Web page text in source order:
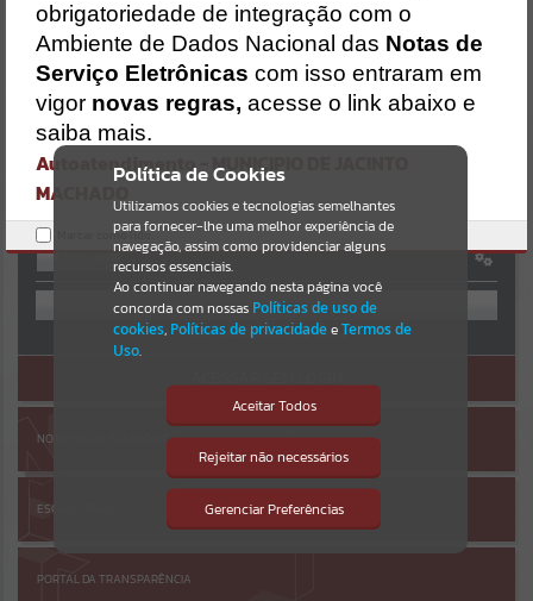
Resultados para""
Portais
Por favor, aguarde...
NOTÍCIAS
Por favor, aguarde...
Por favor, aguarde...
AUTOATENDIMENTO
OU
Cadastre-se |Recuperar Senha
NOTA FISCAL ELETRÔNICA
ESCRITA FISCAL
PORTAL DA TRANSPARÊNCIA
Política de Cookies
Utilizamos cookies e tecnologias semelhantes
para fornecer-lhe uma melhor experiência de
navegação, assim como providenciar alguns
recursos essenciais.
Ao continuar navegando nesta página você
concorda com nossas Políticas de uso de
cookies, Políticas de privacidadeeTermos de
Uso.
Aceitar Todos
Rejeitar não necessários
Gerenciar Preferências
Isto significa que diversos recursos
providenciados poderão não estar
obrigatoriedade de integração com o
Ambiente de Dados Nacional das Notas de
Serviço Eletrônicas com isso entraram em
vigor novas regras, acesse o link abaixo e
saiba mais.
Autoatendimento - MUNICIPIO DE JACINTO
MACHADO
Marcar como lido.
CÓDIGO DA MENSAGEM:EST-000040
Ocorreu um erro de script:
Uncaught SyntaxError: Unexpected token '('
https://jacintomachado.atende.net/https:/jacintomachado.atende.net
/cidadao/pagina/processo-seletivo-n-0022023-classificacao-
preliminar/static/bundle/wpo_index_2_base_l2_portal_editores_syn
c_8561ff93b515c0349ff614bbf6749b96.js?v=080a47ac:47
Verificar Mais Detalhes
OK